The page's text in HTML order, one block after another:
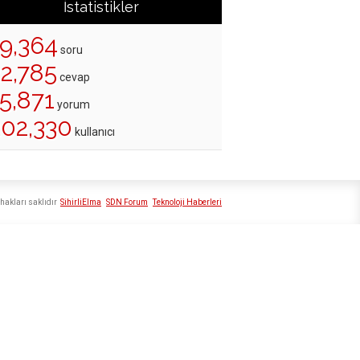
İstatistikler
soru
cevap
yorum
kullanıcı
SihirliElma SDN Forum Teknoloji Haberleri
saklıdır